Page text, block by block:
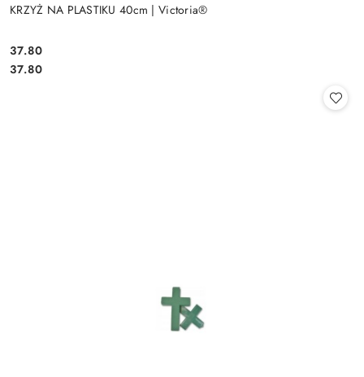
KRZYŻ NA PLASTIKU 40cm | Victoria®
Cena:
37.80
Cena:
37.80